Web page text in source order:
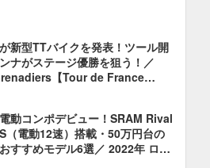
新型TTバイクを発表！ツール開
ナがステージ優勝を狙う！／
【Tour de France
動コンポデビュー！SRAM Rival
（電動12速）搭載・50万円台の
すすめモデル6選／ 2022年 ロー